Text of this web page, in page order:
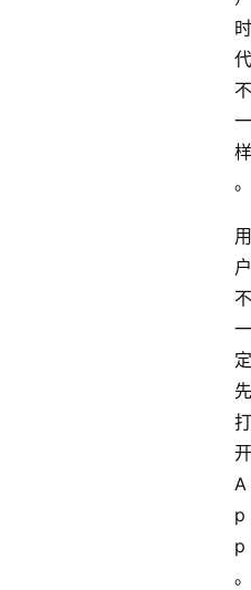
时
代
不
一
样
。
用
户
不
一
定
先
打
开
A
p
p
。